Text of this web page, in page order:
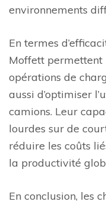
environnements
En termes
Moffett permettent
opérations de
aussi d’optimiser
camions. Leur
lourdes sur de
réduire les coûts
la productivité
En conclusion, les